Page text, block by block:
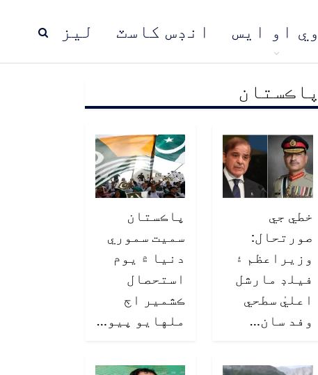
ليز انڊس کاسٽ وي او ايس
پاڪستان
پاڪستان
خطي جي
صورتحال:
وزيراعظم ۽
فيلڊ مارشل
اعليٰ سطحي
وفد سان…
پاڪستان
سميت سموري
دنيا ۾ يوم
استحصال
ڪشمير اڄ
ملهايو پيو…